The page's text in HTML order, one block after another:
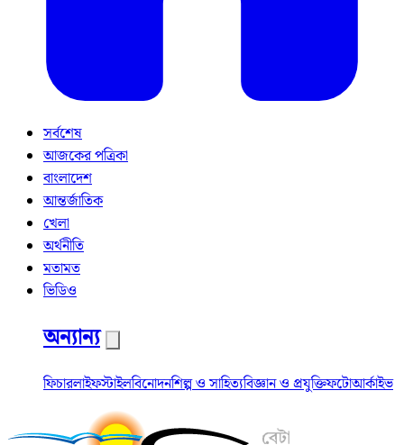
সর্বশেষ
আজকের পত্রিকা
বাংলাদেশ
আন্তর্জাতিক
খেলা
অর্থনীতি
মতামত
ভিডিও
অন্যান্য
ফিচারলাইফস্টাইলবিনোদনশিল্প ও সাহিত্যবিজ্ঞান ও প্রযুক্তিফটোআর্কাইভ